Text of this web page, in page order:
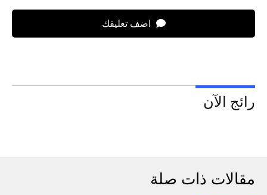
اضف تعليقك
رائج الآن
مقالات ذات صلة